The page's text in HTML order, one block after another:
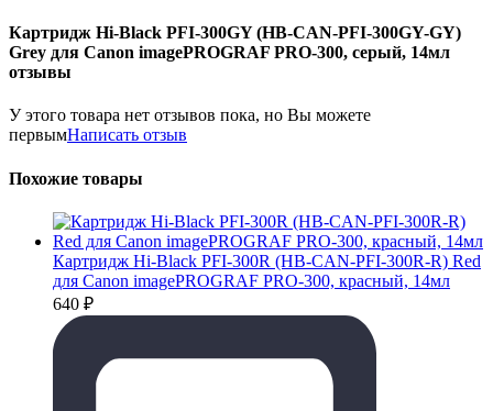
Картридж Hi-Black PFI-300GY (HB-CAN-PFI-300GY-GY)
Grey для Canon imagePROGRAF PRO-300, серый, 14мл
отзывы
У этого товара нет отзывов пока, но Вы можете
первымНаписать отзыв
Похожие товары
Картридж Hi-Black PFI-300R (HB-CAN-PFI-300R-R) Red
для Canon imagePROGRAF PRO-300, красный, 14мл
640 ₽